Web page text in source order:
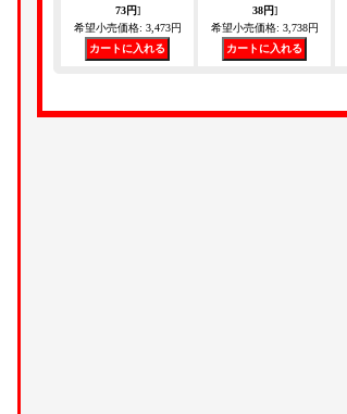
73円]
希望小売価格: 3,473円
38円]
希望小売価格: 3,738円